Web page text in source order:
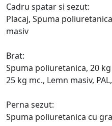
Cadru spatar si sezut:
Placaj, Spuma
masiv
Brat:
Spuma poliuretanica, 20
25 kg mc., Lemn masiv,
Perna sezut:
Spuma poliuretanica cu